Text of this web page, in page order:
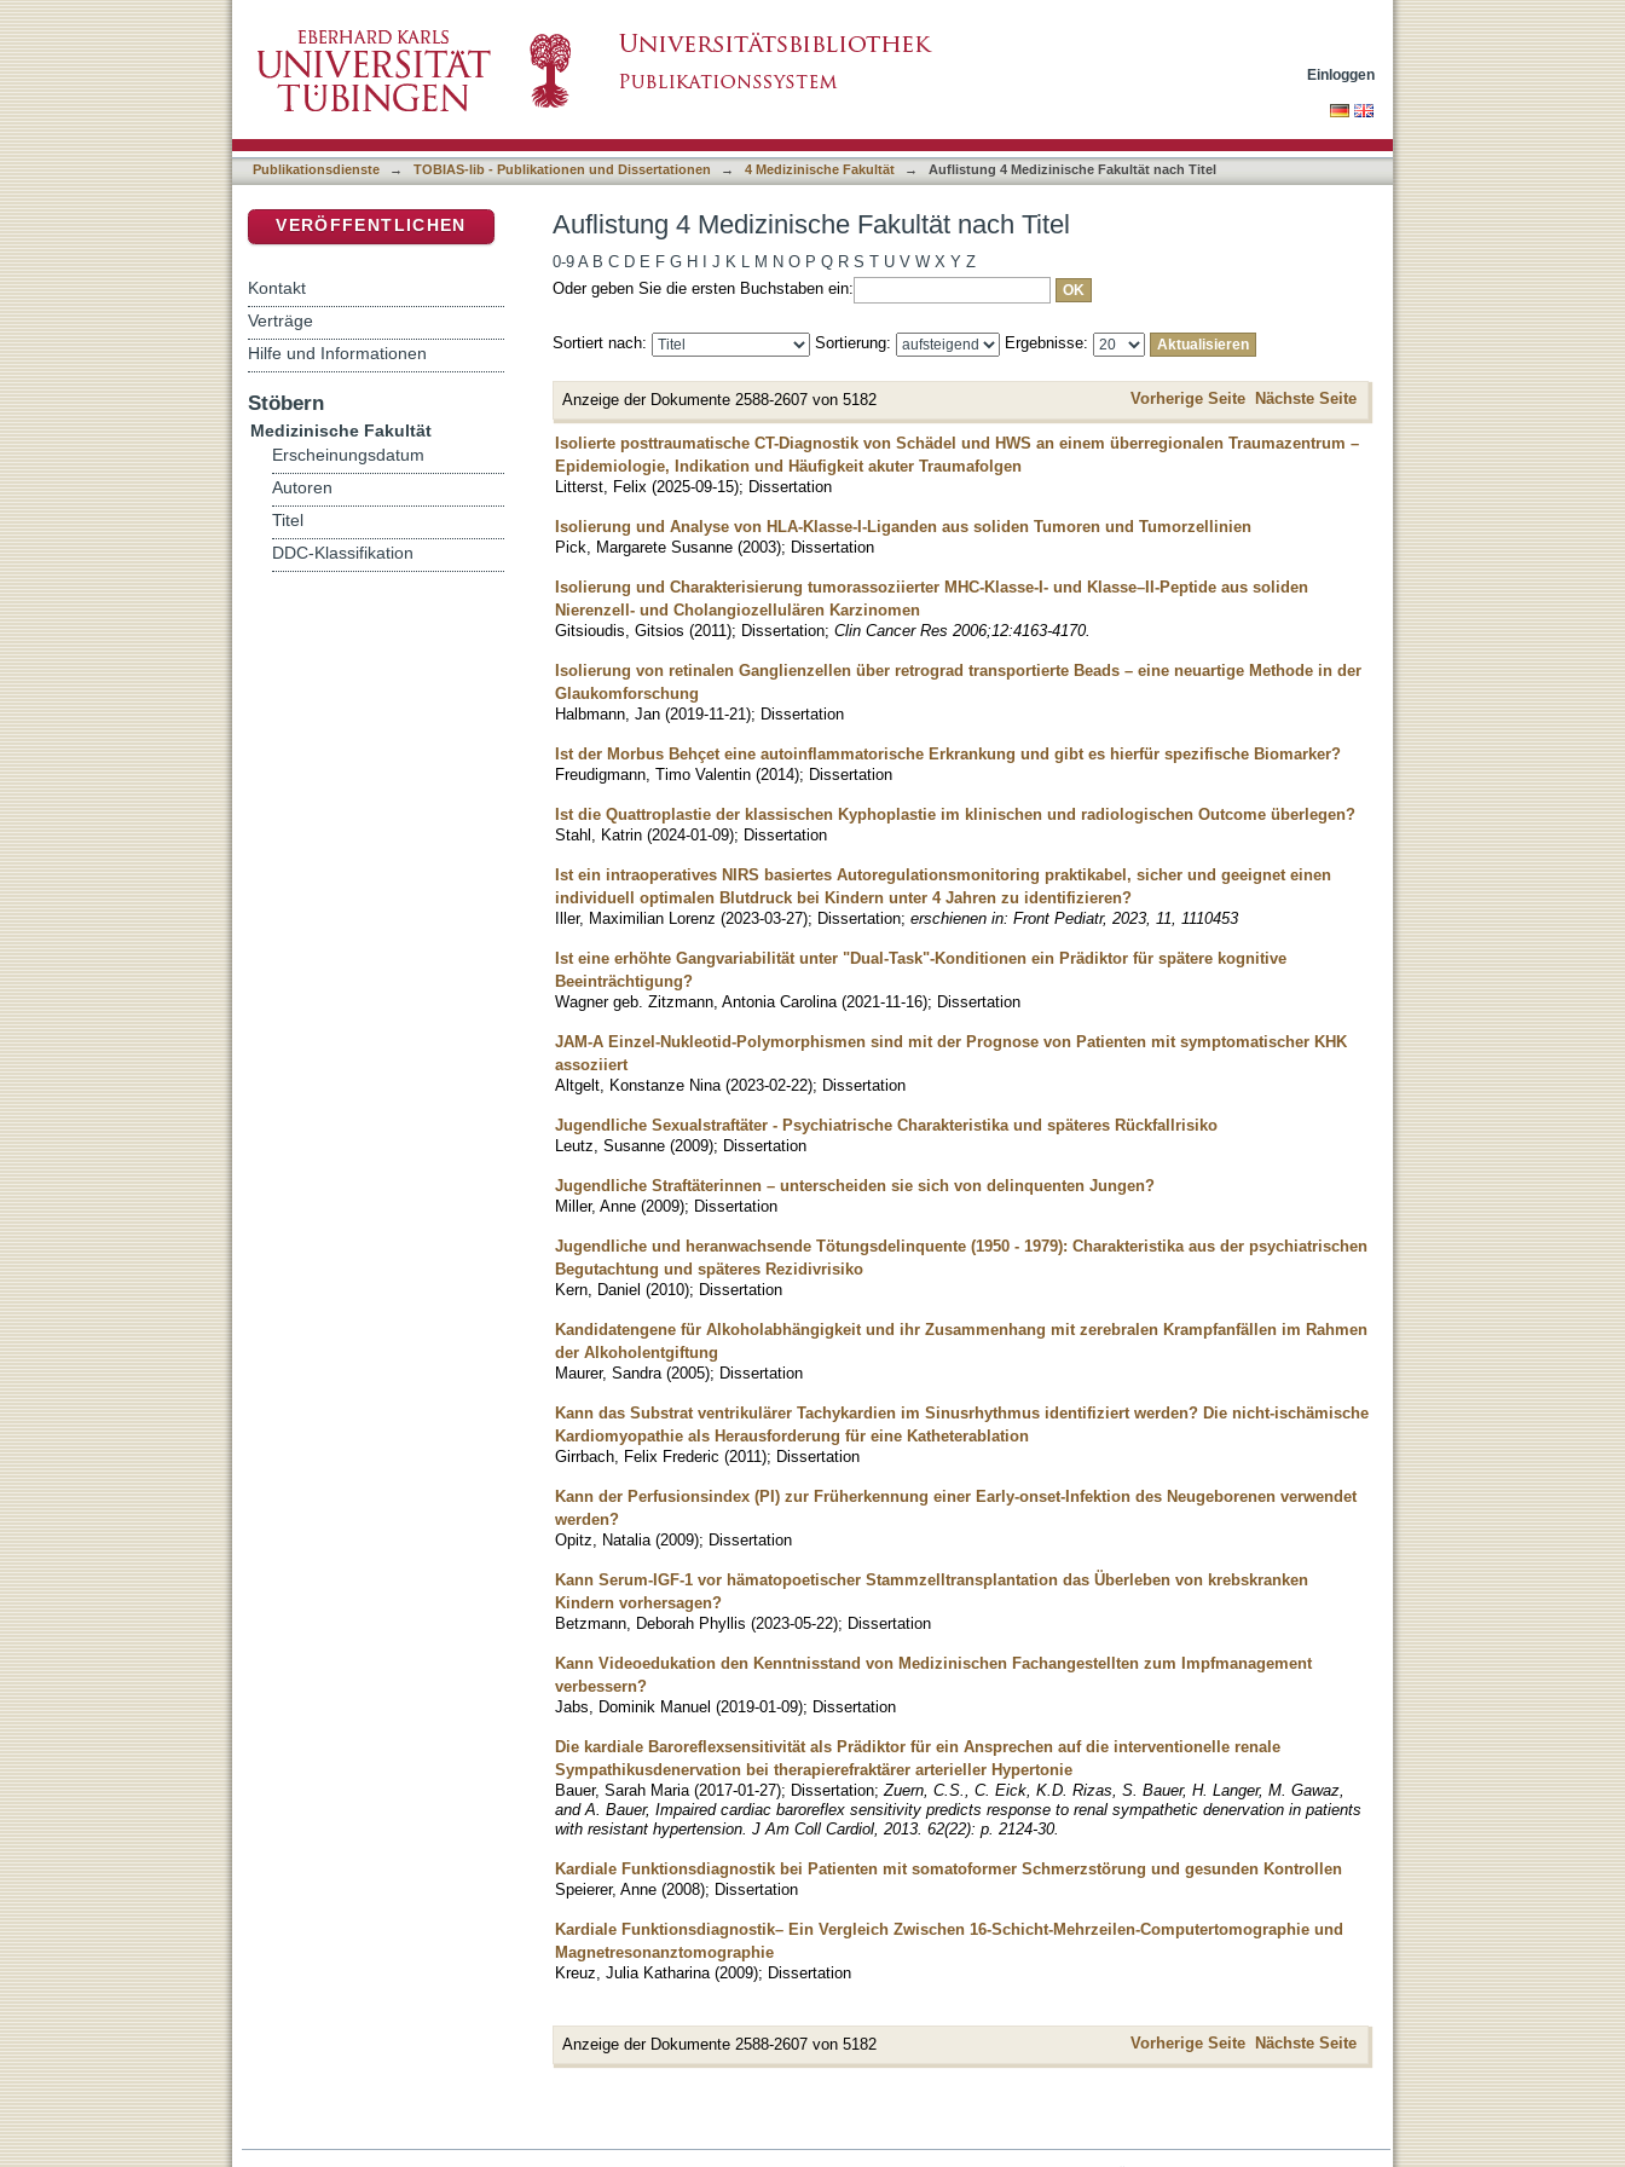
Einloggen
Publikationsdienste → TOBIAS-lib - Publikationen und Dissertationen → 4 Medizinische Fakultät → Auflistung 4 Medizinische Fakultät nach Titel
Auflistung 4 Medizinische Fakultät nach Titel
0-9 A B C D E F G H J K L M N O P Q R S T U V W X Y Z
Oder geben Sie die ersten Buchstaben ein:
Sortiert nach: Sortierung: Ergebnisse:
Anzeige der Dokumente 2588-2607 von 5182 Vorherige Seite Nächste Seite
Isolierte posttraumatische CT-Diagnostik von Schädel und HWS an einem überregionalen Traumazentrum –
Epidemiologie, Indikation und Häufigkeit akuter Traumafolgen
Litterst, Felix (2025-09-15); Dissertation
Isolierung und Analyse von HLA-Klasse-I-Liganden aus soliden Tumoren und Tumorzellinien
Pick, Margarete Susanne (2003); Dissertation
Isolierung und Charakterisierung tumorassoziierter MHC-Klasse-I- und Klasse–II-Peptide aus soliden
Nierenzell- und Cholangiozellulären Karzinomen
Gitsioudis, Gitsios (2011); Dissertation; Clin Cancer Res 2006;12:4163-4170.
Isolierung von retinalen Ganglienzellen über retrograd transportierte Beads – eine neuartige Methode in der
Glaukomforschung
Halbmann, Jan (2019-11-21); Dissertation
Ist der Morbus Behçet eine autoinflammatorische Erkrankung und gibt es hierfür spezifische Biomarker?
Freudigmann, Timo Valentin (2014); Dissertation
Ist die Quattroplastie der klassischen Kyphoplastie im klinischen und radiologischen Outcome überlegen?
Stahl, Katrin (2024-01-09); Dissertation
Ist ein intraoperatives NIRS basiertes Autoregulationsmonitoring praktikabel, sicher und geeignet einen
individuell optimalen Blutdruck bei Kindern unter 4 Jahren zu identifizieren?
Iller, Maximilian Lorenz (2023-03-27); Dissertation; erschienen in: Front Pediatr, 2023, 11, 1110453
Ist eine erhöhte Gangvariabilität unter "Dual­-Task"-Konditionen ein Prädiktor für spätere kognitive
Beeinträchtigung?
Wagner geb. Zitzmann, Antonia Carolina (2021-11-16); Dissertation
JAM-A Einzel-Nukleotid-Polymorphismen sind mit der Prognose von Patienten mit symptomatischer KHK
assoziiert
Altgelt, Konstanze Nina (2023-02-22); Dissertation
Jugendliche Sexualstraftäter - Psychiatrische Charakteristika und späteres Rückfallrisiko
Leutz, Susanne (2009); Dissertation
Jugendliche Straftäterinnen – unterscheiden sie sich von delinquenten Jungen?
Miller, Anne (2009); Dissertation
Jugendliche und heranwachsende Tötungsdelinquente (1950 - 1979): Charakteristika aus der psychiatrischen
Begutachtung und späteres Rezidivrisiko
Kern, Daniel (2010); Dissertation
Kandidatengene für Alkoholabhängigkeit und ihr Zusammenhang mit zerebralen Krampfanfällen im Rahmen
der Alkoholentgiftung
Maurer, Sandra (2005); Dissertation
Kann das Substrat ventrikulärer Tachykardien im Sinusrhythmus identifiziert werden? Die nicht-ischämische
Kardiomyopathie als Herausforderung für eine Katheterablation
Girrbach, Felix Frederic (2011); Dissertation
Kann der Perfusionsindex (PI) zur Früherkennung einer Early-onset-Infektion des Neugeborenen verwendet
werden?
Opitz, Natalia (2009); Dissertation
Kann Serum-IGF-1 vor hämatopoetischer Stammzelltransplantation das Überleben von krebskranken
Kindern vorhersagen?
Betzmann, Deborah Phyllis (2023-05-22); Dissertation
Kann Videoedukation den Kenntnisstand von Medizinischen Fachangestellten zum Impfmanagement
verbessern?
Jabs, Dominik Manuel (2019-01-09); Dissertation
Die kardiale Baroreflexsensitivität als Prädiktor für ein Ansprechen auf die interventionelle renale
Sympathikusdenervation bei therapierefraktärer arterieller Hypertonie
Bauer, Sarah Maria (2017-01-27); Dissertation; Zuern, C.S., C. Eick, K.D. Rizas, S. Bauer, H. Langer, M. Gawaz,
and A. Bauer, Impaired cardiac baroreflex sensitivity predicts response to renal sympathetic denervation in patients
with resistant hypertension. J Am Coll Cardiol, 2013. 62(22): p. 2124-30.
Kardiale Funktionsdiagnostik bei Patienten mit somatoformer Schmerzstörung und gesunden Kontrollen
Speierer, Anne (2008); Dissertation
Kardiale Funktionsdiagnostik– Ein Vergleich Zwischen 16-Schicht-Mehrzeilen-Computertomographie und
Magnetresonanztomographie
Kreuz, Julia Katharina (2009); Dissertation
Anzeige der Dokumente 2588-2607 von 5182 Vorherige Seite Nächste Seite
VERÖFFENTLICHEN
Kontakt
Verträge
Hilfe und Informationen
Stöbern
Medizinische Fakultät
Erscheinungsdatum
Autoren
Titel
DDC-Klassifikation